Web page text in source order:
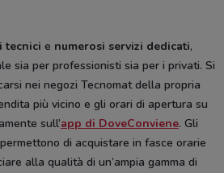
tecnici e numerosi servizi dedicati,
sia per professionisti sia per i privati. Si
nei negozi Tecnomat della propria
più vicino e gli orari di apertura su
sull’app di DoveConviene. Gli
di acquistare in fasce orarie
alla qualità di un’ampia gamma di